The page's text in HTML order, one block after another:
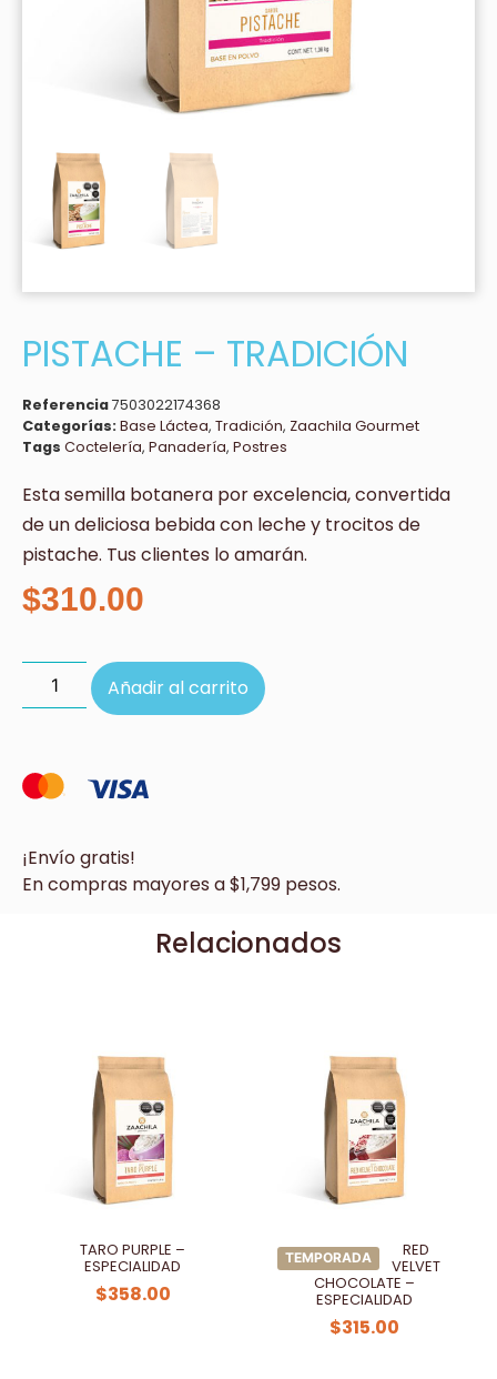
PISTACHE – TRADICIÓN
Referencia7503022174368
Categorías: Base Láctea, Tradición, Zaachila Gourmet
Tags Coctelería, Panadería, Postres
Esta semilla botanera por excelencia, convertida
de un deliciosa bebida con leche y trocitos de
pistache. Tus clientes lo amarán.
$310.00
Añadir al carrito
¡Envío gratis!
En compras mayores a $1,799 pesos.
Relacionados
TARO PURPLE –
ESPECIALIDAD
$358.00
TEMPORADA RED
VELVET
CHOCOLATE –
ESPECIALIDAD
$315.00